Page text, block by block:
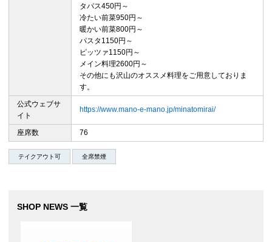
タパス450円～
冷たい前菜950円～
暖かい前菜800円～
パスタ1150円～
ピッツァ1150円～
メイン料理2600円～
その他にも沢山のオススメ料理をご用意しておりま
す。
公式ウェブサ
イト
https://www.mano-e-mano.jp/minatomirai/
座席数 76
テイクアウト可 全席禁煙
SHOP NEWS 一覧